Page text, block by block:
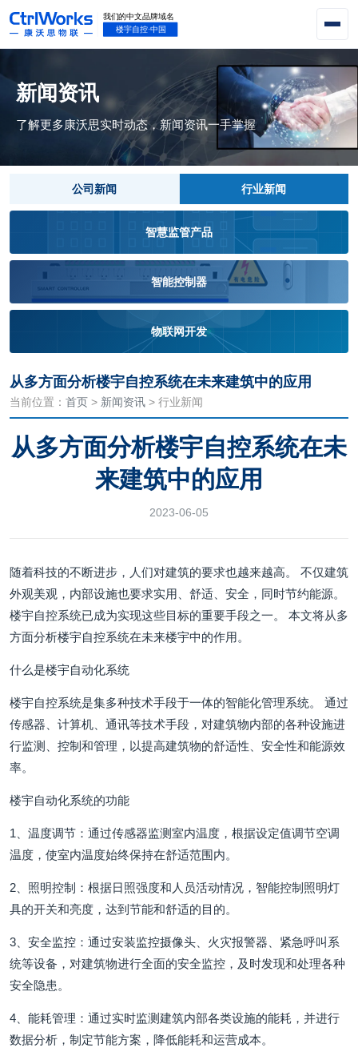
新闻资讯
了解更多康沃思实时动态，新闻资讯一手掌握
公司新闻 行业新闻
智慧监管产品
智能控制器
物联网开发
从多方面分析楼宇自控系统在未来建筑中的应用
当前位置： 首页 > 新闻资讯 > 行业新闻
从多方面分析楼宇自控系统在未
来建筑中的应用
2023-06-05
随着科技的不断进步，人们对建筑的要求也越来越高。 不仅建筑
外观美观，内部设施也要求实用、舒适、安全，同时节约能源。
楼宇自控系统已成为实现这些目标的重要手段之一。 本文将从多
方面分析楼宇自控系统在未来楼宇中的作用。
什么是楼宇自动化系统
楼宇自控系统是集多种技术手段于一体的智能化管理系统。 通过
传感器、计算机、通讯等技术手段，对建筑物内部的各种设施进
行监测、控制和管理，以提高建筑物的舒适性、安全性和能源效
率。
楼宇自动化系统的功能
1、温度调节：通过传感器监测室内温度，根据设定值调节空调
温度，使室内温度始终保持在舒适范围内。
2、照明控制：根据日照强度和人员活动情况，智能控制照明灯
具的开关和亮度，达到节能和舒适的目的。
3、安全监控：通过安装监控摄像头、火灾报警器、紧急呼叫系
统等设备，对建筑物进行全面的安全监控，及时发现和处理各种
安全隐患。
4、能耗管理：通过实时监测建筑内部各类设施的能耗，并进行
数据分析，制定节能方案，降低能耗和运营成本。